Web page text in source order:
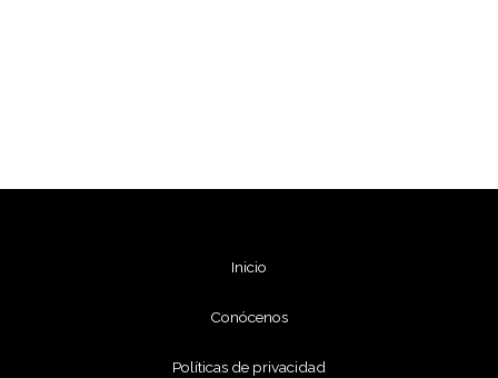
Inicio
Conócenos
Políticas de privacidad